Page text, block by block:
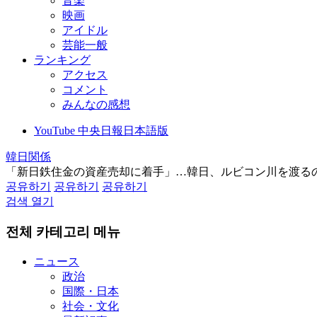
映画
アイドル
芸能一般
ランキング
アクセス
コメント
みんなの感想
YouTube 中央日報日本語版
韓日関係
「新日鉄住金の資産売却に着手」…韓日、ルビコン川を渡る
공유하기
공유하기
공유하기
검색 열기
전체 카테고리 메뉴
ニュース
政治
国際・日本
社会・文化